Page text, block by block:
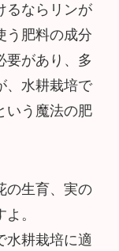
るならリンが
う肥料の成分
要があり、多
、水耕栽培で
いう魔法の肥
の生育、実の
。
水耕栽培に適